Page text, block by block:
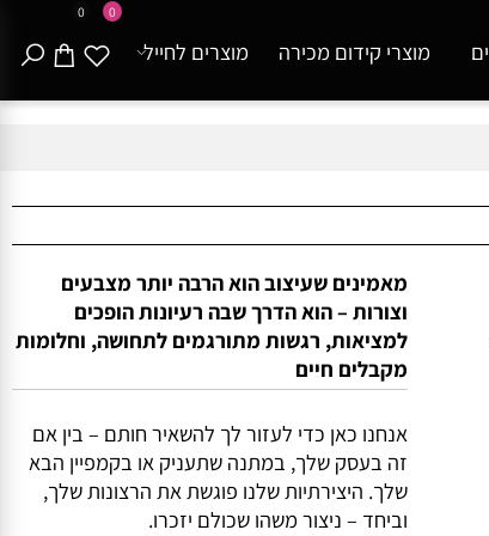
0 0
מוצרי קידום מכירה מוצרים לחייל
מאמינים שעיצוב הוא הרבה יותר מצבעים
וצורות – הוא הדרך שבה רעיונות הופכים
למציאות, רגשות מתורגמים לתחושה, וחלומות
מקבלים חיים
אנחנו כאן כדי לעזור לך להשאיר חותם – בין אם
זה בעסק שלך, במתנה שתעניק או בקמפיין הבא
שלך. היצירתיות שלנו פוגשת את הרצונות שלך,